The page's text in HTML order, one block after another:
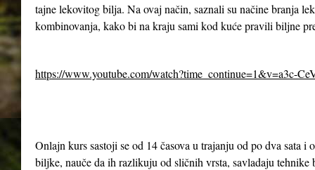
tajne lekovitog bilja. Na ovaj način, saznali su načine branja
kombinovanja, kako bi na kraju sami kod kuće pravili biljne
https://www.youtube.com/watch?time_continue=1&v=a3c-
Onlajn kurs sastoji se od 14 časova u trajanju od po dva sata
biljke, nauče da ih razlikuju od sličnih vrsta, savladaju